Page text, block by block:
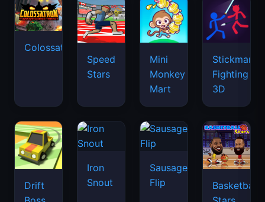
Colossatron
Speed
Stars
Mini
Monkey
Mart
Stickman
Fighting
3D
Drift
Iron
Snout
Sausage
Flip
Basketball